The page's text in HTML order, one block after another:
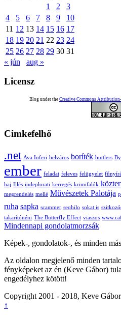
1
2
3
4
5 6 7 8 9
10
11 12 13 14 15 16 17
18 19 20 21 22 23 24
25 26 27 28 29 30 31
« jún
aug »
Licensz
Blog under the Creative Commons
Cimkefelhő
.net Ava Inferi belváros boríték buttlers
ember feladat feleves felügyelet
haj Illés indeplorati kerregés krimifalók
megrendelés mellé Művészetek Palotája
ruha sapka scammer seqhilo sokat is
takarítónéni The Butterfly Effect viaszos
Mindennapi gondolatmorzsák
Képek-, gondolatok-, és minden
Az oldalon megjelenő minden
fényképeket az én (Keve Gábor)
engedélyhez kötött!
Copyright 2001 - 2018, Keve Gábor
↑